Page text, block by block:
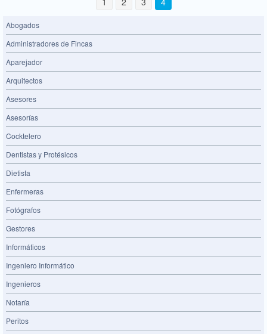
Abogados
Administradores de Fincas
Aparejador
Arquitectos
Asesores
Asesorías
Cocktelero
Dentistas y Protésicos
Dietista
Enfermeras
Fotógrafos
Gestores
Informáticos
Ingeniero Informático
Ingenieros
Notaría
Peritos